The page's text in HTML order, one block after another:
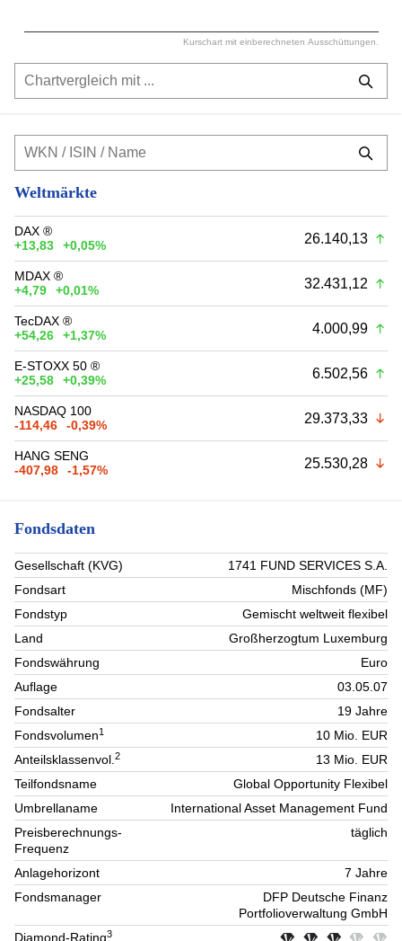
Kurschart mit einberechneten Ausschüttungen.
Weltmärkte
DAX ®
+13,83
+0,05% 26.140,13
MDAX ®
+4,79
+0,01% 32.431,12
TecDAX ®
+54,26
+1,37% 4.000,99
E-STOXX 50 ®
+25,58
+0,39% 6.502,56
NASDAQ 100
-114,46
-0,39% 29.373,33
HANG SENG
-407,98
-1,57% 25.530,28
Fondsdaten
Gesellschaft (KVG)
1741 FUND SERVICES S.A.
Fondsart
Mischfonds (MF)
Fondstyp
Gemischt weltweit flexibel
Land
Großherzogtum Luxemburg
Fondswährung
Euro
Auflage
03.05.07
Fondsalter
19 Jahre
Fondsvolumen1
10 Mio. EUR
Anteilsklassenvol.2
13 Mio. EUR
Teilfondsname
Global Opportunity Flexibel
Umbrellaname
International Asset Management Fund
Preisberechnungs-
Frequenz
täglich
Anlagehorizont
7 Jahre
Fondsmanager
DFP Deutsche Finanz
Portfolioverwaltung GmbH
Diamond-Rating3